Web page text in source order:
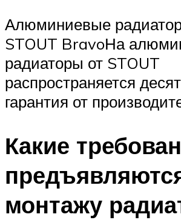
Алюминиевые
STOUT BravoНа
радиаторы от STOUT
распространяется
гарантия от
Какие
монтажу